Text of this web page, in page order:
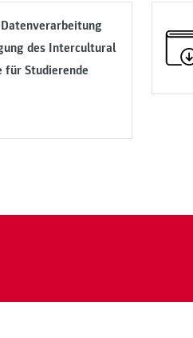
des Intercultural
für Studierende